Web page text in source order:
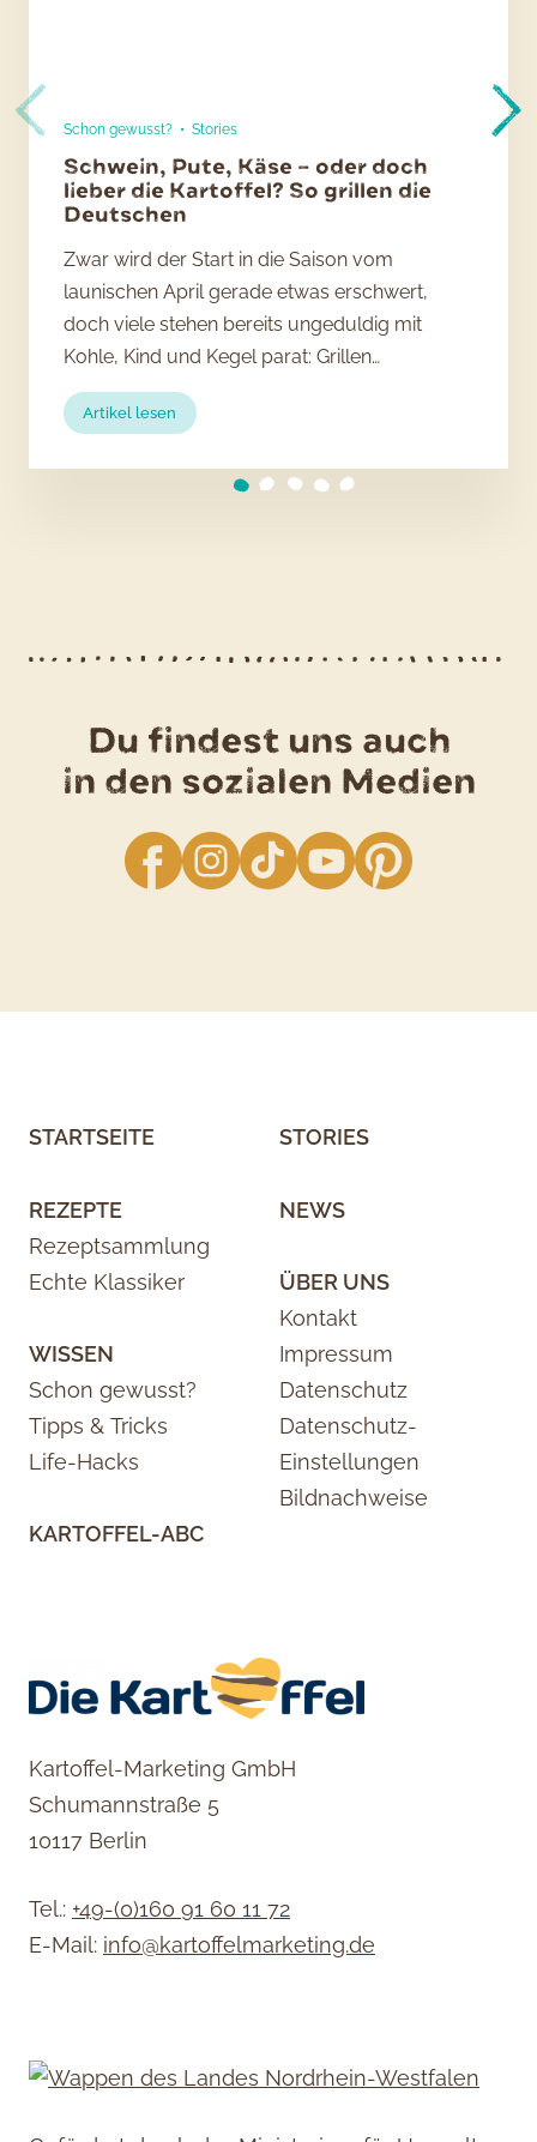
Schon gewusst? • Stories
Schwein, Pute, Käse – oder doch
lieber die Kartoffel? So grillen die
Deutschen
Zwar wird der Start in die Saison vom
launischen April gerade etwas erschwert,
doch viele stehen bereits ungeduldig mit
Kohle, Kind und Kegel parat: Grillen…
Artikel lesen
Schwein,
Deutschen
Du findest uns auch
in den sozialen Medien
facebookInstagram
TikTok YouTube
STARTSEITE
REZEPTE
Rezeptsammlung
Echte Klassiker
WISSEN
Schon gewusst?
Tipps & Tricks
Life-Hacks
KARTOFFEL-ABC
STORIES
NEWS
ÜBER UNS
Kontakt
Impressum
Datenschutz
Datenschutz-
Einstellungen
Bildnachweise
Kartoffel-Marketing GmbH
Schumannstraße 5
10117 Berlin
Tel.: +49-(0)160 91 60 11 72
E-Mail: info@kartoffelmarketing.de